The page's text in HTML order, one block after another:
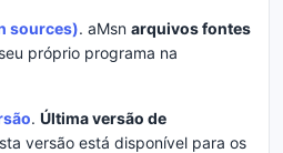
sources). aMsn arquivos fontes
próprio programa na
. Última versão de
versão está disponível para os